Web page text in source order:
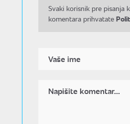
Svaki korisnik pre pisanja
komentara prihvatate